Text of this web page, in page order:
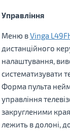
Управління
Меню вVinga
дистанційного
налаштування,
систематизувати
Форма пульта
управління
закругленими
лежить в долоні,